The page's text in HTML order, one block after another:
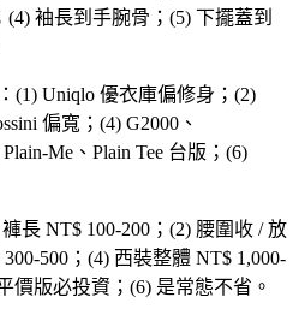
袖長到手腕骨；(5) 下擺蓋到
(1) Uniqlo 優衣庫偏修身；(2)
偏寬；(4) G2000、
Me、Plain Tee 台版；(6)
長 NT$ 100-200；(2) 腰圍收 / 放
500；(4) 西裝整體 NT$ 1,000-
價版必投資；(6) 是常態不省。